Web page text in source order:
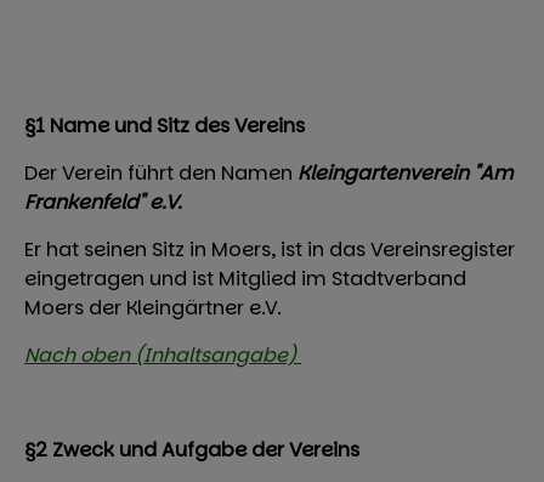
§1 Name und Sitz des Vereins
Der Verein führt den Namen Kleingartenverein "Am
Frankenfeld" e.V.
Er hat seinen Sitz in Moers, ist in das Vereinsregister
eingetragen und ist Mitglied im Stadtverband
Moers der Kleingärtner e.V.
Nach oben (Inhaltsangabe)
§2 Zweck und Aufgabe der Vereins